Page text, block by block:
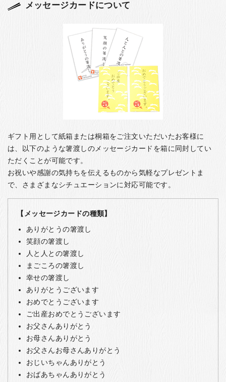
メッセージカードについて
ギフト用として紙箱または桐箱をご注文いただいたお客様に
は、以下のような箸渡しのメッセージカードを箱に同封してい
ただくことが可能です。
お祝いや感謝の気持ちを伝えるものから気軽なプレゼントま
で、さまざまなシチュエーションに対応可能です。
【メッセージカードの種類】
ありがとうの箸渡し
笑顔の箸渡し
人と人との箸渡し
まごころの箸渡し
幸せの箸渡し
ありがとうございます
おめでとうございます
ご出産おめでとうございます
お父さんありがとう
お母さんありがとう
お父さんお母さんありがとう
おじいちゃんありがとう
おばあちゃんありがとう